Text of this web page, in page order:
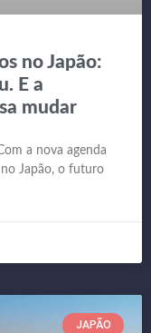
no Japão:
E a
mudar
a nova agenda
Japão, o futuro
JAPÃO